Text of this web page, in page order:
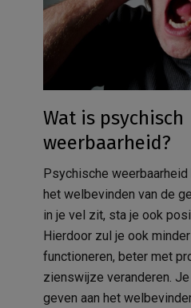
Wat is psychisch
weerbaarheid?
Psychische
het welbevinden van de
in je vel zit, sta je ook
Hierdoor zul je ook
functioneren, beter met
zienswijze veranderen.
geven aan het